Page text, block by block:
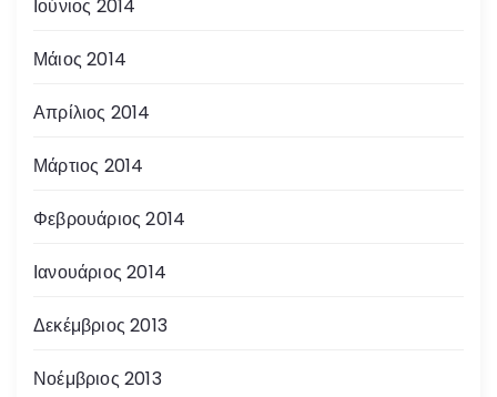
Ιούνιος 2014
Μάιος 2014
Απρίλιος 2014
Μάρτιος 2014
Φεβρουάριος 2014
Ιανουάριος 2014
Δεκέμβριος 2013
Νοέμβριος 2013